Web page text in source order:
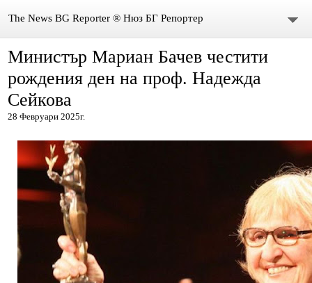
The News BG Reporter ® Нюз БГ Репортер
НОВИНИ
ЗА НАС
КОНТАКТИ
ВИДЕО
DONATION
ISSN : 3033-1684
Иван Върбанов – журналист | The News BG Reporter
РЕДАКЦИОННА ПОЛИТИКА НА THE NEWS BG REPORTER
Министър Мариан Бачев честити
рождения ден на проф. Надежда
Сейкова
28 Февруари 2025г.